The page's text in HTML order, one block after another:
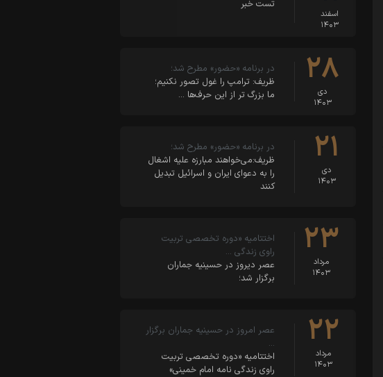
اسفند
۱۴۰۳
تست خبر
۲۸
دی
۱۴۰۳
در برنامه «حضور» مطرح شد؛
ظریف: ترامپ را غول تصور نکنیم؛
ما بزرگ تر از این حرف‌ها …
۲۱
دی
۱۴۰۳
در برنامه «حضور» مطرح شد؛
ظریف:می‌خواهند مبارزه علیه اشغال
را به دعوای ایران و اسرائیل تبدیل
کنند
۲۳
مرداد
۱۴۰۳
اختتامیه «دوره تخصصی تربیت
راوی زندگی …
عصر دیروز در حسینیه جماران
برگزار شد؛
۲۲
مرداد
۱۴۰۳
عصر امروز در حسینیه جماران برگزار
…
اختتامیه «دوره تخصصی تربیت
راوی زندگی نامه امام خمینی»